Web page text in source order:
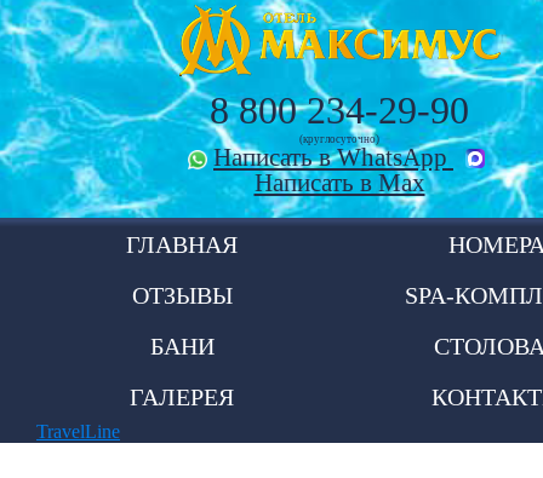
8 800 234-29-90
(круглосуточно)
Написать в WhatsApp
Написать в Max
ГЛАВНАЯ
ОТЗЫВЫ
SPA-
БАНИ
ГАЛЕРЕЯ
TravelLine